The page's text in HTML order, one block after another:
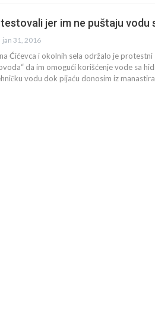
jer im ne puštaju vodu
jan 31, 2016
Ćićevca i okolnih sela održalo je protestni
da im omogući korišćenje vode sa
vodu dok pijaću donosim iz